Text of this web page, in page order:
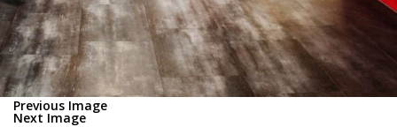
Previous Image
Next Image